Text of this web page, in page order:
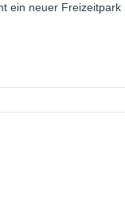
ein neuer